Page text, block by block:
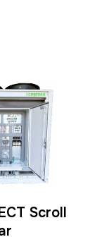
Scroll